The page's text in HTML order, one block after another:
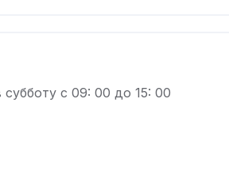
с 09: 00 до 15: 00